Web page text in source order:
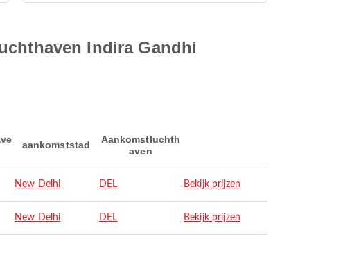
Indira Gandhi
aankomststad
Aankomstluchth
aven
New Delhi DEL Bekijk prijzen
New Delhi DEL Bekijk prijzen